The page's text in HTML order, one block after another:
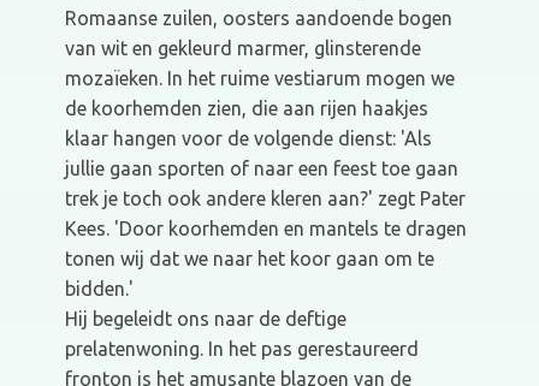
Romaanse zuilen, oosters aandoende bogen
van wit en gekleurd marmer, glinsterende
mozaïeken. In het ruime vestiarum mogen we
de koorhemden zien, die aan rijen haakjes
klaar hangen voor de volgende dienst: 'Als
jullie gaan sporten of naar een feest toe gaan
trek je toch ook andere kleren aan?' zegt Pater
Kees. 'Door koorhemden en mantels te dragen
tonen wij dat we naar het koor gaan om te
bidden.'
Hij begeleidt ons naar de deftige
prelatenwoning. In het pas gerestaureerd
fronton is het amusante blazoen van de